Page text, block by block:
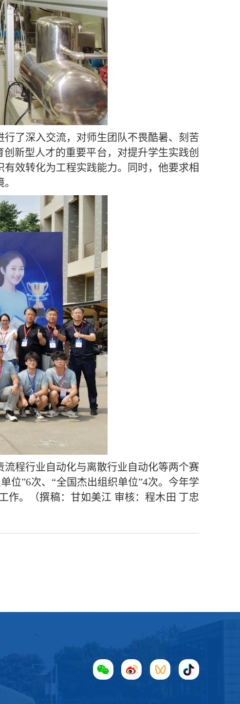
了深入交流，对师生团队不畏酷暑、刻苦
新型人才的重要平台，对提升学生实践创
效转化为工程实践能力。同时，他要求相
程行业自动化与离散行业自动化等两个赛
位”6次、“全国杰出组织单位”4次。今年学
作。（撰稿：甘如美江 审核：程木田 丁忠